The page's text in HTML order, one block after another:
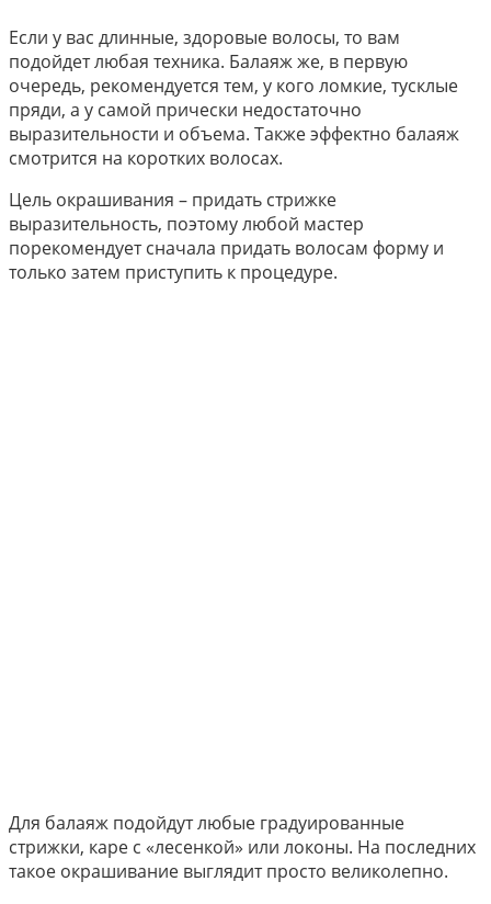
Если у вас длинные, здоровые волосы, то вам
подойдет любая техника. Балаяж же, в первую
очередь, рекомендуется тем, у кого ломкие, тусклые
пряди, а у самой прически недостаточно
выразительности и объема. Также эффектно балаяж
смотрится на коротких волосах.
Цель окрашивания – придать стрижке
выразительность, поэтому любой мастер
порекомендует сначала придать волосам форму и
только затем приступить к процедуре.
Для балаяж подойдут любые градуированные
стрижки, каре с «лесенкой» или локоны. На последних
такое окрашивание выглядит просто великолепно.